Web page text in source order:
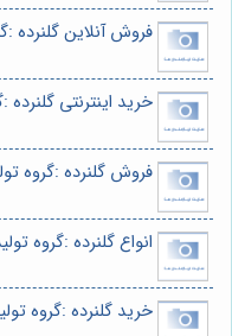
فروش آنلاین گلنرده
خرید اینترنتی گلنرده
فروش گلنرده :گروه
انواع گلنرده :گروه
خرید گلنرده :گروه